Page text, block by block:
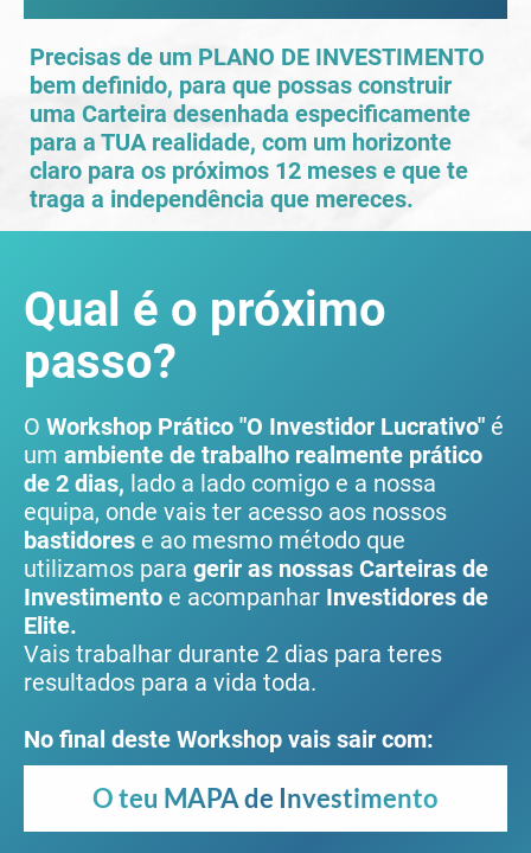
Precisas de um PLANO DE INVESTIMENTO
bem definido, para que possas construir
uma Carteira desenhada especificamente
para a TUA realidade, com um horizonte
claro para os próximos 12 meses e que te
traga a independência que mereces.
Qual é o próximo
passo?
O Workshop Prático "O Investidor Lucrativo" é
um ambiente de trabalho realmente prático
de 2 dias, lado a lado comigo e a nossa
equipa, onde vais ter acesso aos nossos
bastidores e ao mesmo método que
utilizamos para gerir as nossas Carteiras de
Investimento e acompanhar Investidores de
Elite.
Vais trabalhar durante 2 dias para teres
resultados para a vida toda.
No final deste Workshop vais sair com:
O teu MAPA de Investimento